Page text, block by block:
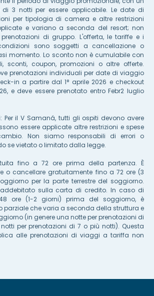
3 notti per essere applicabile. Le date di
per tipologia di camera e altre restrizioni
e variano a seconda del resort; non
di gruppo. L'offerta, le tariffe e i
sono soggetti a cancellazione o
momento. Lo sconto non è cumulabile con
sconti, coupon, promozioni o altre offerte.
prenotazioni individuali per date di viaggio
in a partire dal 1° aprile 2026 e checkout
e deve essere prenotato entro Febr2 luglio
Per il V Samaná, tutti gli ospiti devono avere
essere applicate altre restrizioni e spese
Non siamo responsabili di errori o
se vietato o limitato dalla legge.
fino a 72 ore prima della partenza. È
o cancellare gratuitamente fino a 72 ore (3
per la parte terrestre del soggiorno.
addebitato sulla carta di credito. In caso di
ore (1-2 giorni) prima del soggiorno, è
parziale che varia a seconda della struttura e
(in genere una notte per prenotazioni di
per prenotazioni di 7 o più notti). Questa
alle prenotazioni di viaggi a tariffa non